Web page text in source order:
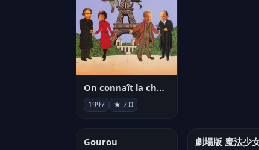
On connaît la chanson
1997 ★ 7.0
Gourou